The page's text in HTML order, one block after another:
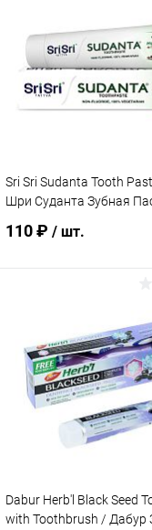
Купить в 1 клик
В избранное
Sri Sri Sudanta Tooth
Шри Суданта Зубная
110 ₽ / шт.
Купить в 1 клик
В избранное
Dabur Herb'l Black Seed
with Toothbrush / Дабур